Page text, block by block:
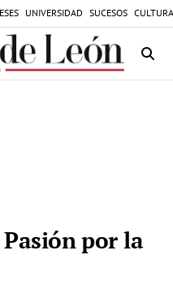
UNIVERSIDAD SUCESOS
por la